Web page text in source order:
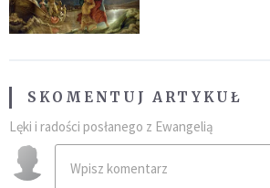
SKOMENTUJ ARTYKUŁ
Lęki i radości posłanego z Ewangelią